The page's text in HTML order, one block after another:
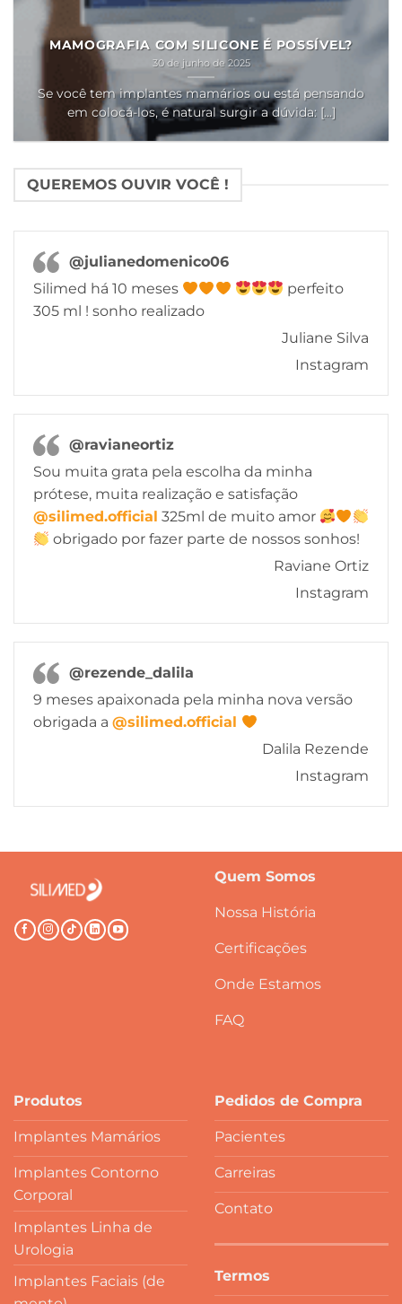
MAMOGRAFIA COM SILICONE É POSSÍVEL?
30 de junho de 2025
Se você tem implantes mamários ou está pensando
em colocá-los, é natural surgir a dúvida: [...]
QUEREMOS OUVIR VOCÊ !
@julianedomenico06
Silimed há 10 meses
perfeito
305 ml ! sonho realizado
Juliane Silva
Instagram
@ravianeortiz
Sou muita grata pela escolha da minha
prótese, muita realização e satisfação
@silimed.official 325ml de muito amor
obrigado por fazer parte de nossos sonhos!
Raviane Ortiz
Instagram
@rezende_dalila
9 meses apaixonada pela minha nova versão
obrigada a @silimed.official
Dalila Rezende
Instagram
Quem Somos
Nossa História
Certificações
Onde Estamos
FAQ
Produtos
Implantes Mamários
Implantes Contorno
Corporal
Implantes Linha de
Urologia
Implantes Faciais (de
Pedidos de Compra
Pacientes
Carreiras
Contato
Termos